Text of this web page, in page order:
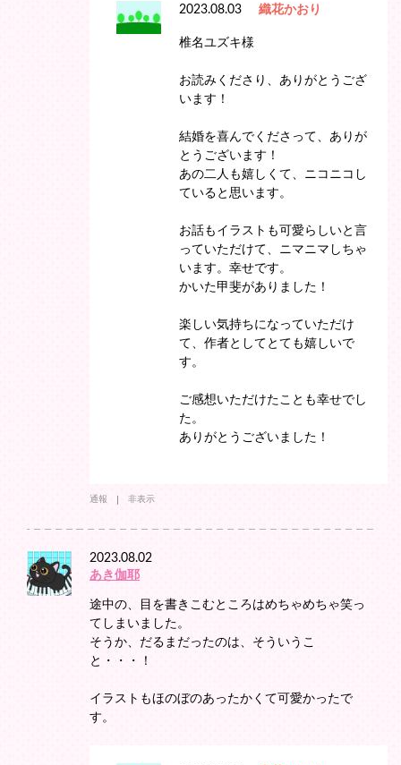
2023.08.03 織花かおり
椎名ユズキ様
お読みくださり、ありがとうござ
います！
結婚を喜んでくださって、ありが
とうございます！
あの二人も嬉しくて、ニコニコし
ていると思います。
お話もイラストも可愛らしいと言
っていただけて、ニマニマしちゃ
います。幸せです。
かいた甲斐がありました！
楽しい気持ちになっていただけ
て、作者としてとても嬉しいで
す。
ご感想いただけたことも幸せでし
た。
ありがとうございました！
通報 非表示
2023.08.02
あき伽耶
途中の、目を書きこむところはめちゃめちゃ笑っ
てしまいました。
そうか、だるまだったのは、そういうこ
と・・・！
イラストもほのぼのあったかくて可愛かったで
す。